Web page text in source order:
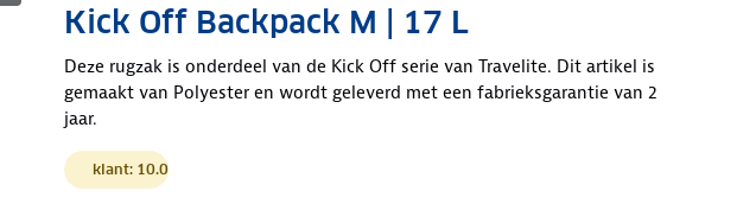
Kick Off Backpack M | 17 L
Deze rugzak is onderdeel van de Kick Off serie van Travelite. Dit artikel is
gemaakt van Polyester en wordt geleverd met een fabrieksgarantie van 2
jaar.
klant: 10.0